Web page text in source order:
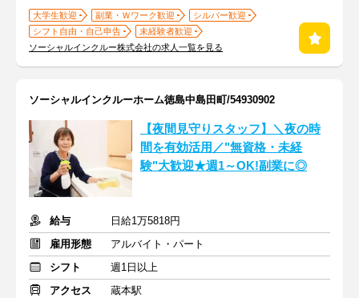
大学生歓迎 副業・Ｗワーク歓迎
シルバー歓迎
シフト自由・自己申告
未経験者歓迎
ソーシャルインクルー株式会社の求人一覧を見る
ソーシャルインクルーホーム徳島中島田町/54930902
【夜間見守りスタッフ】＼夜の時
間を有効活用／"無資格・未経
験"大歓迎★週1～OK!副業に◎
給与
日給1万5818円
雇用形態
アルバイト・パート
シフト
週1日以上
アクセス
蔵本駅